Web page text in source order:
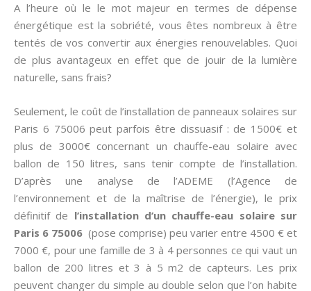
A l’heure où le le mot majeur en termes de dépense
énergétique est la sobriété, vous êtes nombreux à être
tentés de vos convertir aux énergies renouvelables. Quoi
de plus avantageux en effet que de jouir de la lumière
naturelle, sans frais?
Seulement, le coût de l’installation de panneaux solaires sur
Paris 6 75006 peut parfois être dissuasif : de 1500€ et
plus de 3000€ concernant un chauffe-eau solaire avec
ballon de 150 litres, sans tenir compte de l’installation.
D’après une analyse de l’ADEME (l’Agence de
l’environnement et de la maîtrise de l’énergie), le prix
définitif de l’installation d’un chauffe-eau solaire sur
Paris 6 75006 (pose comprise) peu varier entre 4500 € et
7000 €, pour une famille de 3 à 4 personnes ce qui vaut un
ballon de 200 litres et 3 à 5 m2 de capteurs. Les prix
peuvent changer du simple au double selon que l’on habite